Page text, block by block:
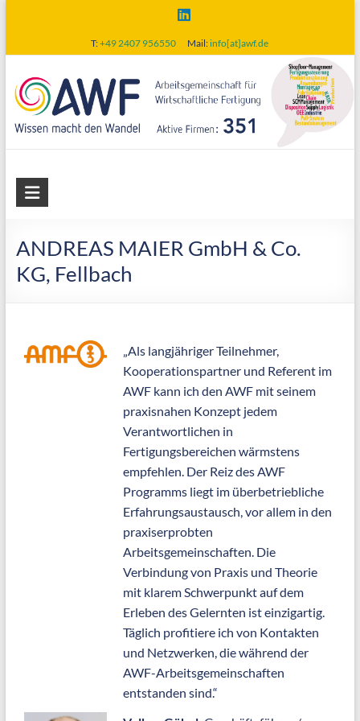
content
T:+49 2407 956550 Mail:info[at]awf.de
AWF
wirtschaftliche
Fertigung
ANDREAS MAIER GmbH & Co.
KG, Fellbach
„Als langjähriger Teilnehmer,
Kooperationspartner und Referent im
AWF kann ich den AWF mit seinem
praxisnahen Konzept jedem
Verantwortlichen in
Fertigungsbereichen wärmstens
empfehlen. Der Reiz des AWF
Programms liegt im überbetriebliche
Erfahrungsaustausch, vor allem in den
praxiserprobten
Arbeitsgemeinschaften. Die
Verbindung von Praxis und Theorie
mit klarem Schwerpunkt auf dem
Erleben des Gelernten ist einzigartig.
Täglich profitiere ich von Kontakten
und Netzwerken, die während der
AWF-Arbeitsgemeinschaften
entstanden sind.“